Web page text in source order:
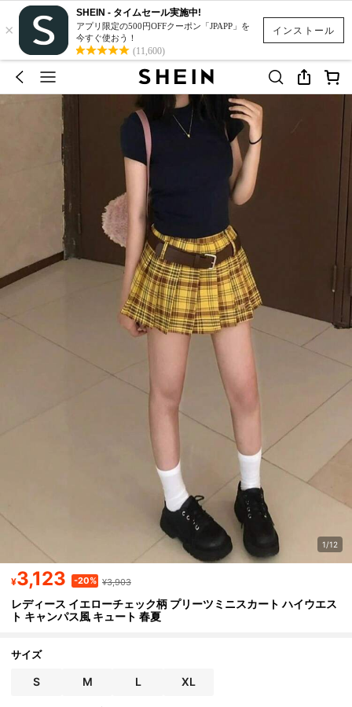
インストール
×
SHEIN - タイムセール実施中!
アプリ限定の500円OFFクーポン「JPAPP」を
今すぐ使おう！
(11,600)
1/12
¥3,123 -20% ¥3,903
レディース イエローチェック柄 プリーツミニスカート ハイウエス
ト キャンパス風 キュート 春夏
サイズ
S M L XL